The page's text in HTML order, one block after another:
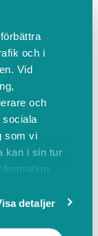
och i
Vid
och
sociala
som vi
kan i sin tur
detaljer
mig.
on the jetty,
late call me.
vid fint